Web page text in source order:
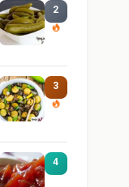
2
3
4